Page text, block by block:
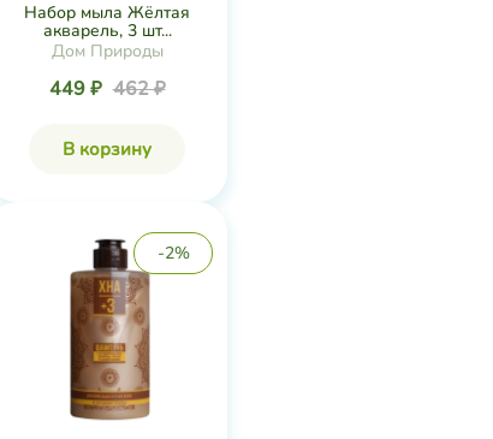
Набор мыла Жёлтая
акварель, 3 шт...
Дом Природы
449 ₽ 462 ₽
В корзину
-2%